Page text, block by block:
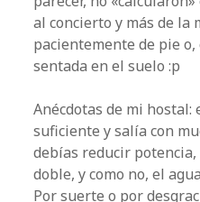
al concierto y más de la
pacientemente de pie o,
sentada en el suelo :p
Anécdotas de mi hostal:
suficiente y salía con
debías reducir
doble, y como no, el
Por suerte o por